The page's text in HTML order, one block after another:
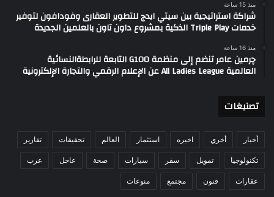
منذ 15 ساعة
شراكة استراتيجية بين سيتي ايدج للتطوير العقارى وفودافون لتوفير
خدمات Triple Play الذكية بمشروع داون تاون بالعلمين الجديدة
منذ 16 ساعة
چرمين عامر تنضم إلى منظمة G100 التابعة للرابطةالنسائية
العالمية All Ladies League عن الإعلام الرقمي والتجارة الإلكترونية
تصنيغات
أخبار أخري اخيره استثمار العالم تحقيقات تقارير
تكنولوجيا تمويل سفر سيارات صحة عاجل عرب
عقارات فنون مجتمع منوعات